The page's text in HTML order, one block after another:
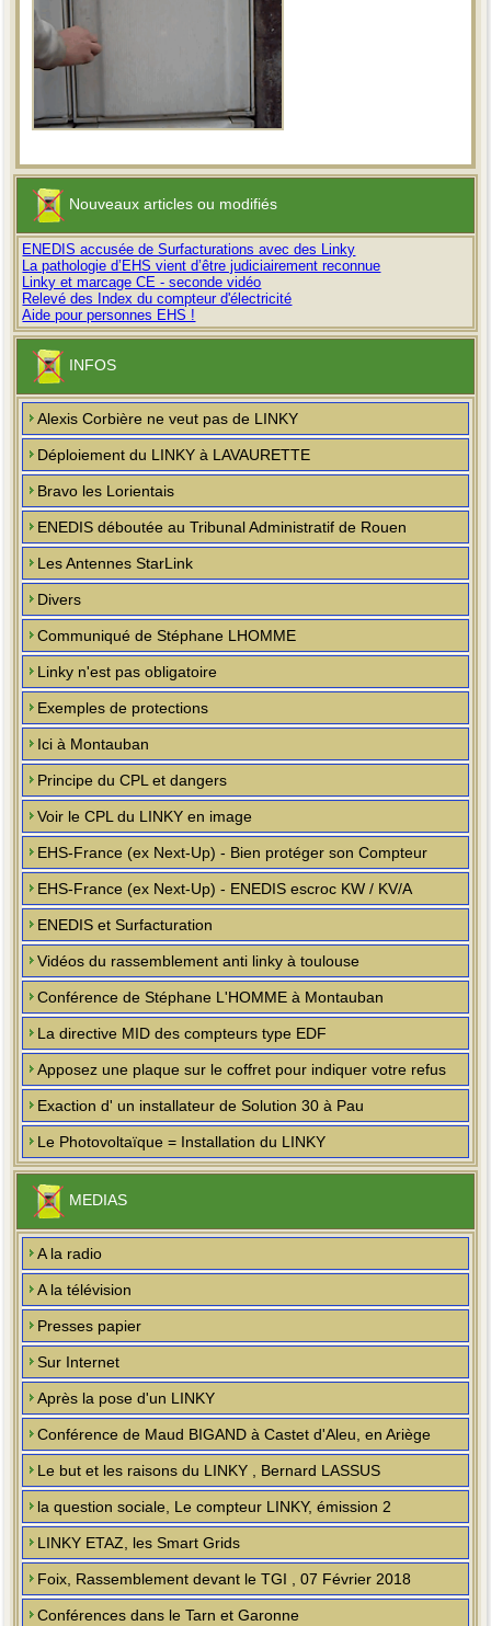
Nouveaux articles ou modifiés
ENEDIS accusée de Surfacturations avec des Linky
La pathologie d’EHS vient d’être judiciairement reconnue
Linky et marcage CE - seconde vidéo
Relevé des Index du compteur d'électricité
Aide pour personnes EHS !
INFOS
Alexis Corbière ne veut pas de LINKY
Déploiement du LINKY à LAVAURETTE
Bravo les Lorientais
ENEDIS déboutée au Tribunal Administratif de Rouen
Les Antennes StarLink
Divers
Communiqué de Stéphane LHOMME
Linky n'est pas obligatoire
Exemples de protections
Ici à Montauban
Principe du CPL et dangers
Voir le CPL du LINKY en image
EHS-France (ex Next-Up) - Bien protéger son Compteur
EHS-France (ex Next-Up) - ENEDIS escroc KW / KV/A
ENEDIS et Surfacturation
Vidéos du rassemblement anti linky à toulouse
Conférence de Stéphane L'HOMME à Montauban
La directive MID des compteurs type EDF
Apposez une plaque sur le coffret pour indiquer votre refus
Exaction d' un installateur de Solution 30 à Pau
Le Photovoltaïque = Installation du LINKY
MEDIAS
A la radio
A la télévision
Presses papier
Sur Internet
Après la pose d'un LINKY
Conférence de Maud BIGAND à Castet d'Aleu, en Ariège
Le but et les raisons du LINKY , Bernard LASSUS
la question sociale, Le compteur LINKY, émission 2
LINKY ETAZ, les Smart Grids
Foix, Rassemblement devant le TGI , 07 Février 2018
Conférences dans le Tarn et Garonne